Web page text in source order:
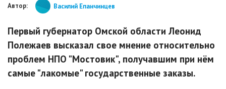
Автор: Василий Епанчинцев
Первый губернатор Омской области Леонид
Полежаев высказал свое мнение относительно
проблем НПО "Мостовик", получавшим при нём
самые "лакомые" государственные заказы.